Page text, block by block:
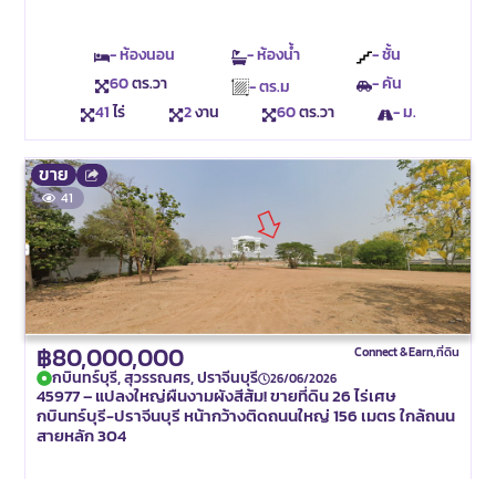
- ห้องนอน - ห้องน้ำ
- ชั้น
60ตร.วา - ตร.ม
- คัน
41ไร่ 2งาน 60ตร.วา - ม.
ขาย
41
฿80,000,000 Connect & Earn,ที่ดิน
กบินทร์บุรี, สุวรรณศร, ปราจีนบุรี 26/06/2026
45977 – แปลงใหญ่ผืนงามผังสีส้ม! ขายที่ดิน 26 ไร่เศษ
กบินทร์บุรี-ปราจีนบุรี หน้ากว้างติดถนนใหญ่ 156 เมตร ใกล้ถนน
สายหลัก 304